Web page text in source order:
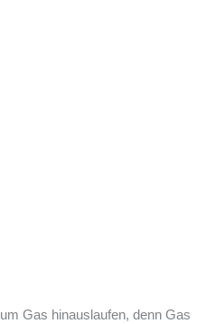
Gas hinauslaufen, denn Gas